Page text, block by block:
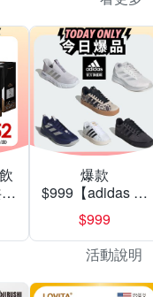
爆款
$999【adidas 愛
迪達】男/女 精選
運動鞋休閒鞋 任
選均一價
$999
活動說明